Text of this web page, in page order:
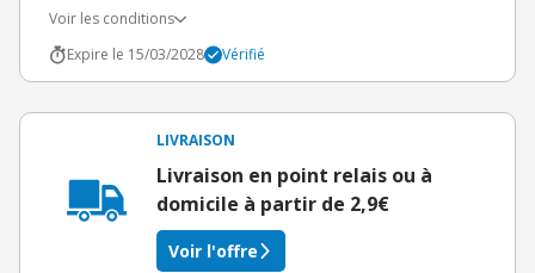
Voir les conditions
Expire le 15/03/2028
Vérifié
LIVRAISON
Livraison en point relais ou à
domicile à partir de 2,9€
Voir l'offre